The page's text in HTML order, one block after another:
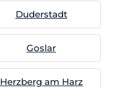
Duderstadt
Goslar
Herzberg am Harz